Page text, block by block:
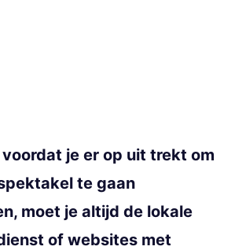
voordat je er op uit trekt om
te gaan
moet je altijd de lokale
of websites met